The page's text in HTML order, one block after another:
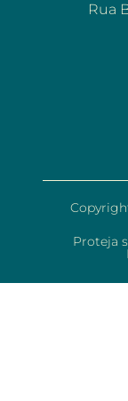
Rua
Proteja